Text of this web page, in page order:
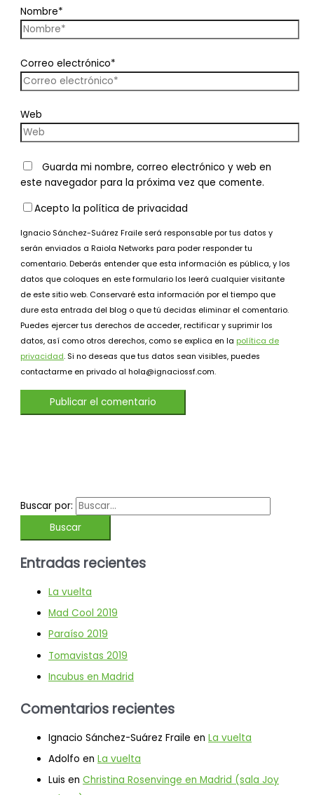
Nombre*
Correo electrónico*
Web
Guarda mi nombre, correo electrónico y web en
este navegador para la próxima vez que comente.
Acepto la política de privacidad
Ignacio Sánchez-Suárez Fraile será responsable por tus datos y
serán enviados a Raiola Networks para poder responder tu
comentario. Deberás entender que esta información es pública, y los
datos que coloques en este formulario los leerá cualquier visitante
de este sitio web. Conservaré esta información por el tiempo que
dure esta entrada del blog o que tú decidas eliminar el comentario.
Puedes ejercer tus derechos de acceder, rectificar y suprimir los
datos, así como otros derechos, como se explica en la política de
privacidad. Si no deseas que tus datos sean visibles, puedes
contactarme en privado al hola@ignaciossf.com.
Buscar por:
Entradas recientes
La vuelta
Mad Cool 2019
Paraíso 2019
Tomavistas 2019
Incubus en Madrid
Comentarios recientes
Ignacio Sánchez-Suárez Fraile enLa vuelta
Adolfo enLa vuelta
Luis enChristina Rosenvinge en Madrid (sala Joy